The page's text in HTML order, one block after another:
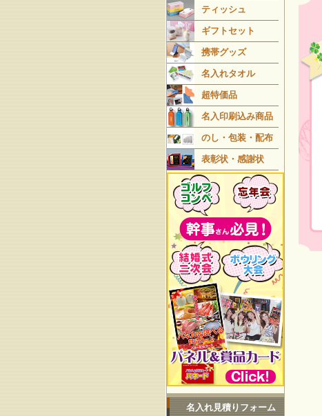
ティッシュ
ギフトセット
携帯グッズ
名入れタオル
超特価品
名入印刷込み商品
のし・包装・配布
表彰状・感謝状
名入れ見積りフォーム